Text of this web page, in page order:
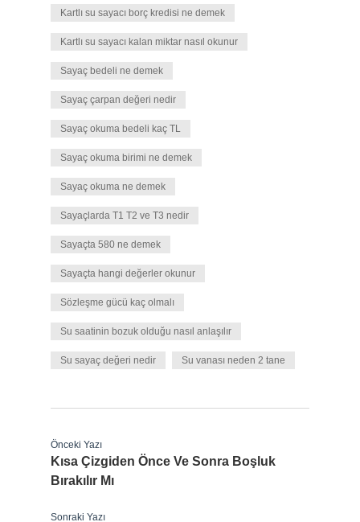
Kartlı su sayacı borç kredisi ne demek
Kartlı su sayacı kalan miktar nasıl okunur
Sayaç bedeli ne demek
Sayaç çarpan değeri nedir
Sayaç okuma bedeli kaç TL
Sayaç okuma birimi ne demek
Sayaç okuma ne demek
Sayaçlarda T1 T2 ve T3 nedir
Sayaçta 580 ne demek
Sayaçta hangi değerler okunur
Sözleşme gücü kaç olmalı
Su saatinin bozuk olduğu nasıl anlaşılır
Su sayaç değeri nedir Su vanası neden 2 tane
Önceki Yazı
Kısa Çizgiden Önce Ve Sonra Boşluk
Bırakılır Mı
Sonraki Yazı